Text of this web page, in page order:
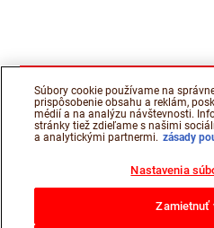
Súbory cookie používame na
prispôsobenie obsahu a reklám,
médií a na analýzu návštevnosti.
stránky tiež zdieľame s našimi
a analytickými partnermi. zásady
Nastavenia
Zamietnuť